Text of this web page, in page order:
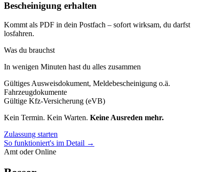
Bescheinigung erhalten
Kommt als PDF in dein Postfach – sofort wirksam, du darfst
losfahren.
Was du brauchst
In wenigen Minuten hast du alles zusammen
Gültiges Ausweisdokument, Meldebescheinigung o.ä.
Fahrzeugdokumente
Gültige Kfz-Versicherung (eVB)
Kein Termin. Kein Warten. Keine Ausreden mehr.
Zulassung starten
So funktioniert's im Detail →
Amt oder Online